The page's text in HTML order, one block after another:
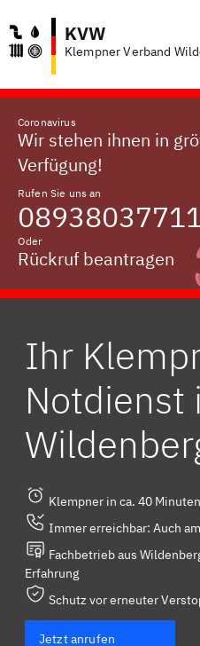
KVW
Klempner Verband
Coronavirus
Wir stehen ihnen in
Verfügung!
Rufen Sie uns an
Oder
Rückruf beantragen
Ihr
Notdienst
Klempner in ca. 40
Immer erreichbar: Auch
Fachbetrieb aus
Erfahrung
Schutz vor erneuter
Jetzt anrufen